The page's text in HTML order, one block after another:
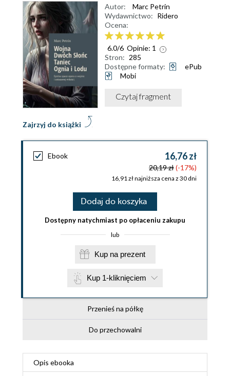
Zajrzyj do książki
Autor:
Marc Petrin
Wydawnictwo: Ridero
Ocena:
6.0/6 Opinie: 1
Stron: 285
Dostępne formaty:
ePub
Mobi
Czytaj fragment
Ebook 16,76 zł
20,19 zł(-17%)
16,91 zł najniższa cena z 30 dni
Dodaj do koszyka
Dostępny natychmiast po opłaceniu zakupu
lub
Kup na prezent
Kup 1-kliknięciem
Przenieś na półkę
Do przechowalni
Opis ebooka